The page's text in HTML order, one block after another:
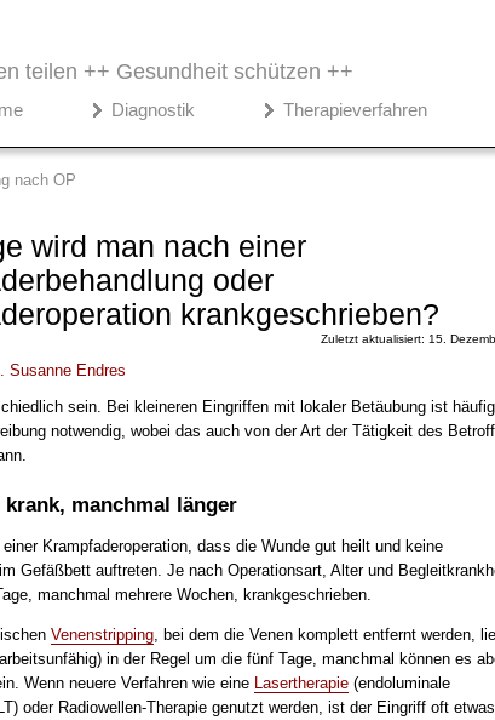
teilen ++ Gesundheit schützen ++
Diagnostik Therapieverfahren
nach OP
wird man nach einer
oder
krankgeschrieben?
Zuletzt aktualisiert: 15.
Susanne Endres
sein. Bei kleineren Eingriffen mit lokaler Betäubung ist
notwendig, wobei das auch von der Art der Tätigkeit des
krank, manchmal länger
Krampfaderoperation, dass die Wunde gut heilt und keine
Gefäßbett auftreten. Je nach Operationsart, Alter und
manchmal mehrere Wochen, krankgeschrieben.
Venenstripping, bei dem die Venen komplett entfernt werden,
in der Regel um die fünf Tage, manchmal können es
Wenn neuere Verfahren wie eine
Lasertherapie(endoluminale
oder Radiowellen-Therapie genutzt werden, ist der Eingriff oft etwas